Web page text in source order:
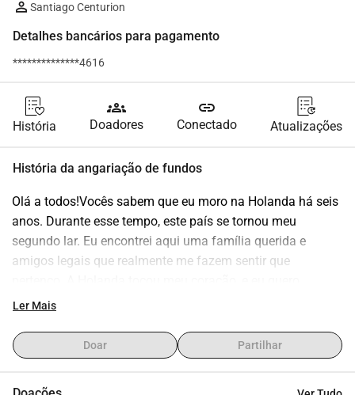
Santiago Centurion
Detalhes bancários para pagamento
**************4616
História
groups
Doadores
link
Conectado Atualizações
História da angariação de fundos
Olá a todos!Vocês sabem que eu moro na Holanda há seis
anos. Durante esse tempo, este país se tornou meu
segundo lar. Eu encontrei aqui uma família querida e
amigos legais que realmente me fazem sentir que
continuar construindo meu futuro aqui.Embora eu ainda
holandês fluentemente e me conectar ainda mais com as
pessoas e a cultura ao meu redor.No entanto, obter a
Ler Mais
Doar Partilhar